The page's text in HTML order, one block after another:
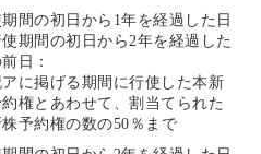
間の初日から1年を経過した日
使期間の初日から2年を経過した
日：
に掲げる期間に行使した本新
権とあわせて、割当てられた
予約権の数の50％まで